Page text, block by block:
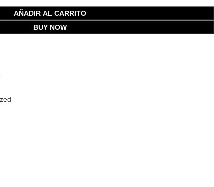
AÑADIR AL CARRITO
BUY NOW